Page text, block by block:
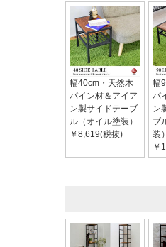
幅40cm・天然木
パイン材＆アイア
ン製サイドテーブ
ル（オイル塗装）
￥8,619(税抜)
幅
パ
ン
ブ
装）
￥